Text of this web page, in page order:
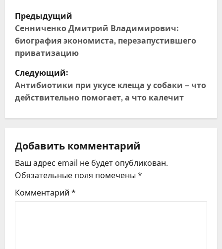
Н
а
в
и
г
а
ц
и
я
п
Предыдущий
Сенниченко Дмитрий Владимирович:
биография экономиста, перезапустившего
приватизацию
Следующий:
Антибиотики при укусе клеща у собаки – что
действительно помогает, а что калечит
Добавить комментарий
Ваш адрес email не будет опубликован.
Обязательные поля помечены *
Комментарий *